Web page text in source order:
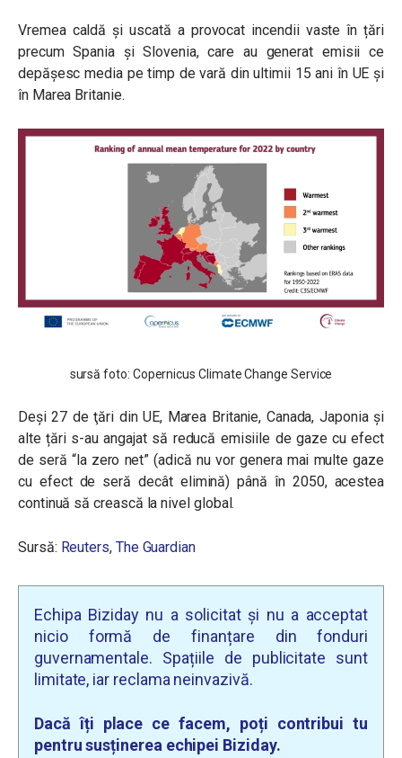
Vremea caldă și uscată a provocat incendii vaste în țări
precum Spania și Slovenia, care au generat emisii ce
depăşesc media pe timp de vară din ultimii 15 ani în UE și
în Marea Britanie.
sursă foto: Copernicus Climate Change Service
Deşi 27 de ţări din UE, Marea Britanie, Canada, Japonia și
alte țări s-au angajat să reducă emisiile de gaze cu efect
de seră “la zero net” (adică nu vor genera mai multe gaze
cu efect de seră decât elimină) până în 2050, acestea
continuă să crească la nivel global.
Sursă: Reuters, The Guardian
Echipa Biziday nu a solicitat și nu a acceptat
nicio formă de finanțare din fonduri
guvernamentale. Spațiile de publicitate sunt
limitate, iar reclama neinvazivă.
Dacă îți place ce facem, poți contribui tu
pentru susținerea echipei Biziday.